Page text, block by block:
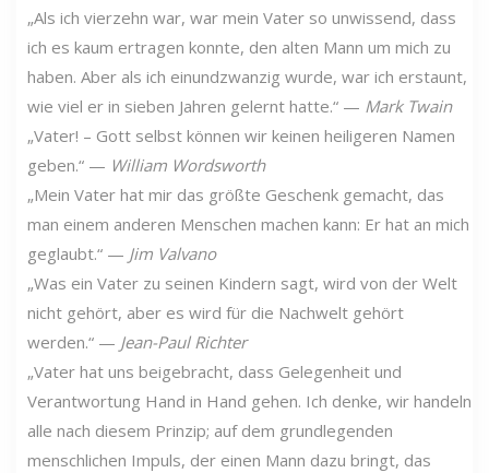
„Als ich vierzehn war, war mein Vater so unwissend, dass
ich es kaum ertragen konnte, den alten Mann um mich zu
haben. Aber als ich einundzwanzig wurde, war ich erstaunt,
wie viel er in sieben Jahren gelernt hatte.“ — Mark Twain
„Vater! – Gott selbst können wir keinen heiligeren Namen
geben.“ — William Wordsworth
„Mein Vater hat mir das größte Geschenk gemacht, das
man einem anderen Menschen machen kann: Er hat an mich
geglaubt.“ — Jim Valvano
„Was ein Vater zu seinen Kindern sagt, wird von der Welt
nicht gehört, aber es wird für die Nachwelt gehört
werden.“ — Jean-Paul Richter
„Vater hat uns beigebracht, dass Gelegenheit und
Verantwortung Hand in Hand gehen. Ich denke, wir handeln
alle nach diesem Prinzip; auf dem grundlegenden
menschlichen Impuls, der einen Mann dazu bringt, das